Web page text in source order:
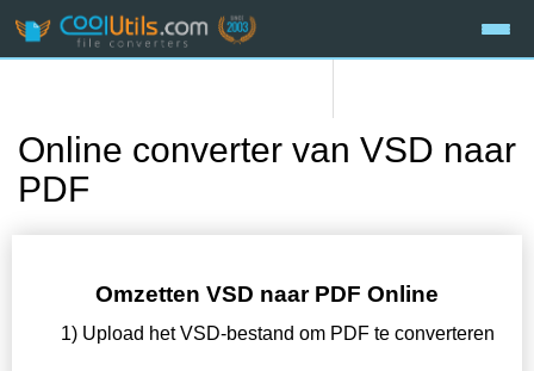
Online converter van VSD naar
PDF
Omzetten VSD naar PDF Online
1) Upload het VSD-bestand om PDF te converteren